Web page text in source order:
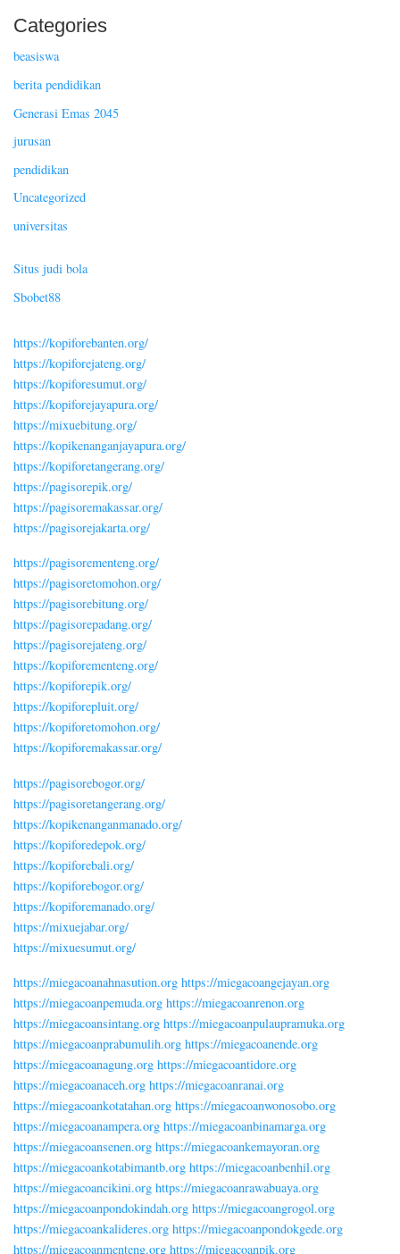
Categories
beasiswa
berita pendidikan
Generasi Emas 2045
jurusan
pendidikan
Uncategorized
universitas
Situs judi bola
Sbobet88
https://kopiforebanten.org/
https://kopiforejateng.org/
https://kopiforesumut.org/
https://kopiforejayapura.org/
https://mixuebitung.org/
https://kopikenanganjayapura.org/
https://kopiforetangerang.org/
https://pagisorepik.org/
https://pagisoremakassar.org/
https://pagisorejakarta.org/
https://pagisorementeng.org/
https://pagisoretomohon.org/
https://pagisorebitung.org/
https://pagisorepadang.org/
https://pagisorejateng.org/
https://kopiforementeng.org/
https://kopiforepik.org/
https://kopiforepluit.org/
https://kopiforetomohon.org/
https://kopiforemakassar.org/
https://pagisorebogor.org/
https://pagisoretangerang.org/
https://kopikenanganmanado.org/
https://kopiforedepok.org/
https://kopiforebali.org/
https://kopiforebogor.org/
https://kopiforemanado.org/
https://mixuejabar.org/
https://mixuesumut.org/
https://miegacoanahnasution.org https://miegacoangejayan.org
https://miegacoanpemuda.org https://miegacoanrenon.org
https://miegacoansintang.org https://miegacoanpulaupramuka.org
https://miegacoanprabumulih.org https://miegacoanende.org
https://miegacoanagung.org https://miegacoantidore.org
https://miegacoanaceh.org https://miegacoanranai.org
https://miegacoankotatahan.org https://miegacoanwonosobo.org
https://miegacoanampera.org https://miegacoanbinamarga.org
https://miegacoansenen.org https://miegacoankemayoran.org
https://miegacoankotabimantb.org https://miegacoanbenhil.org
https://miegacoancikini.org https://miegacoanrawabuaya.org
https://miegacoanpondokindah.org https://miegacoangrogol.org
https://miegacoankalideres.org https://miegacoanpondokgede.org
https://miegacoanmenteng.org https://miegacoanpik.org